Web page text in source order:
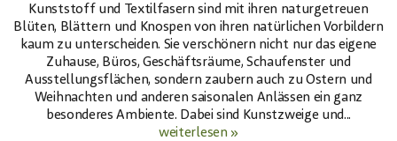
Kunststoff und Textilfasern sind mit ihren naturgetreuen
Blüten, Blättern und Knospen von ihren natürlichen Vorbildern
kaum zu unterscheiden. Sie verschönern nicht nur das eigene
Zuhause, Büros, Geschäftsräume, Schaufenster und
Ausstellungsflächen, sondern zaubern auch zu Ostern und
Weihnachten und anderen saisonalen Anlässen ein ganz
besonderes Ambiente. Dabei sind Kunstzweige und...
weiterlesen »